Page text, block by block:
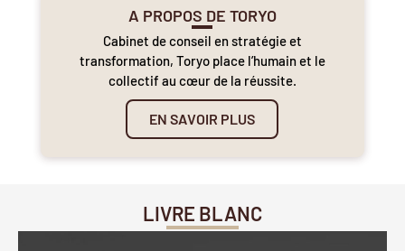
A PROPOS DE TORYO
Cabinet de conseil en stratégie et
transformation, Toryo place l’humain et le
collectif au cœur de la réussite.
EN SAVOIR PLUS
LIVRE BLANC